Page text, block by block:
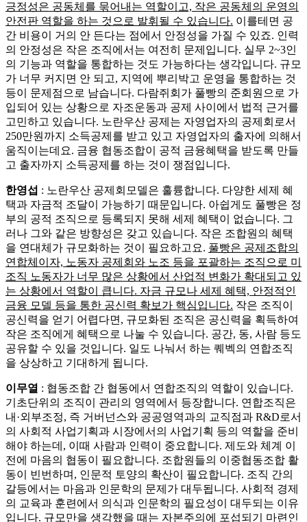
긍정성은 공동체를 묶어내는 역할이고, 작은 공동체의 운영의
안전판 역할을 하는 것으로 발휘될 수 있습니다. 이를테면 공
간 비용이 거의 안 든다는 점에서 안정성을 가질 수 있죠. 인력
의 안정성은 작은 조직에서는 여전히 문제입니다. 실무 2~3인
의 기능과 역할을 통합하는 것도 가능하다는 생각입니다. 규모
가 너무 커지면 안 되고, 지역에 뿌리박고 운영을 통합하는 것
등이 문제점으로 남습니다. 다람쥐회가 풀빵의 준회원으로 가
입되어 있는 상황으로 자조운동과 공제 사이에서 법적 근거를
고민하고 있습니다. 노란우산 공제는 자영업자의 공제회로서
250만원까지 소득공제를 받고 있고 자영업자의 출자에 의해서
움직이는데요. 금융 협동조합이 공적 금융혜택을 받도록 만들
고 출자까지 소득공제를 하는 것이 쟁점입니다.
한영섭 : 노란우산 공제회모델은 훌륭합니다. 다양한 세제 혜
택과 자금적 조달이 가능하기 때문입니다. 아쉽게도 풀빵은 정
부의 공적 조직으로 등록되지 못해 세제 혜택이 없습니다. 그
러나 그와 같은 방향성은 갖고 있습니다. 작은 조합원의 혜택
을 연대체가 규모화하는 것이 필요하고요. 풀빵은 공제조합의
연합체이자, 노동자 공제회와 노조 등을 포괄하는 조직으로 미
조직 노동자가 너무 많은 상황에서 산업적 변화가 확대되고 있
는 상황에서 역할이 큽니다. 자금 규모나 세제 혜택, 안정적인
금융 모델 등을 통한 공신력 확보가 핵심입니다. 작은 조직이
공신력을 얻기 어렵다면, 규모화된 조직은 공신력을 획득하여
작은 조직에게 혜택으로 나눌 수 있습니다. 공간, 동, 사람 등도
공유할 수 있을 것입니다. 일도 나눠서 하는 퀘벡의 연합조직
을 상상하고 기대하게 됩니다.
이무열 : 협동조합 간 협동에서 연합조직의 역할이 있습니다.
기초단위의 조직이 관리의 영역에서 등장합니다. 연합조직은
내·외부조정, 즉 거버넌스와 공공영역과의 교직점과 R&D로서
의 사회적 사업기획과 시장에서의 사업기획 등의 역할을 준비
해야 하는데, 이때 사람과 인력이 중요합니다. 제도와 체계 이
전에 마음의 협동이 필요합니다. 조합원들의 이중협동조합 활
동이 빈번하며, 인문적 토양의 확산이 필요합니다. 조직 간의
갈등에서는 마음과 인문학의 문제가 대두됩니다. 사회적 경제
의 교육과 훈련에서 의식과 인문학의 필요성이 대두되는 이유
입니다. 규모만을 생각했을 때는 자본주의에 포섭되기 마련인